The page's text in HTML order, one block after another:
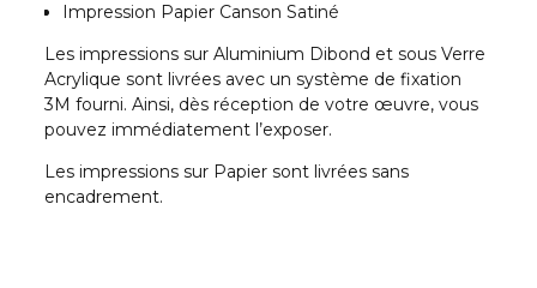
Impression Papier Canson Satiné
Les impressions sur Aluminium Dibond et sous Verre
Acrylique sont livrées avec un système de fixation
3M fourni. Ainsi, dès réception de votre œuvre, vous
pouvez immédiatement l’exposer.
Les impressions sur Papier sont livrées sans
encadrement.